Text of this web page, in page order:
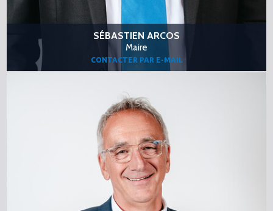
SÉBASTIEN ARCOS
Maire
CONTACTER PAR E-MAIL